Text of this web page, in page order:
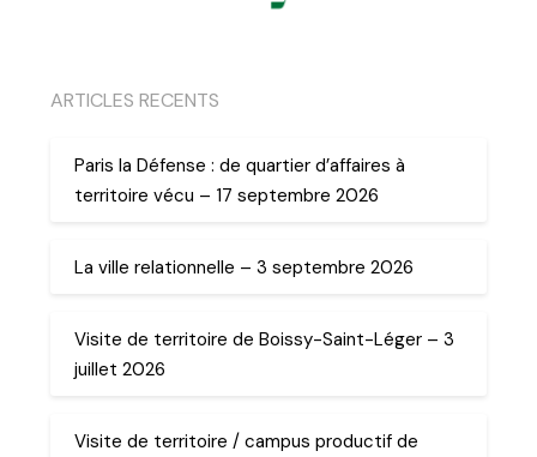
ARTICLES RECENTS
Paris la Défense : de quartier d’affaires à
territoire vécu – 17 septembre 2026
La ville relationnelle – 3 septembre 2026
Visite de territoire de Boissy-Saint-Léger – 3
juillet 2026
Visite de territoire / campus productif de